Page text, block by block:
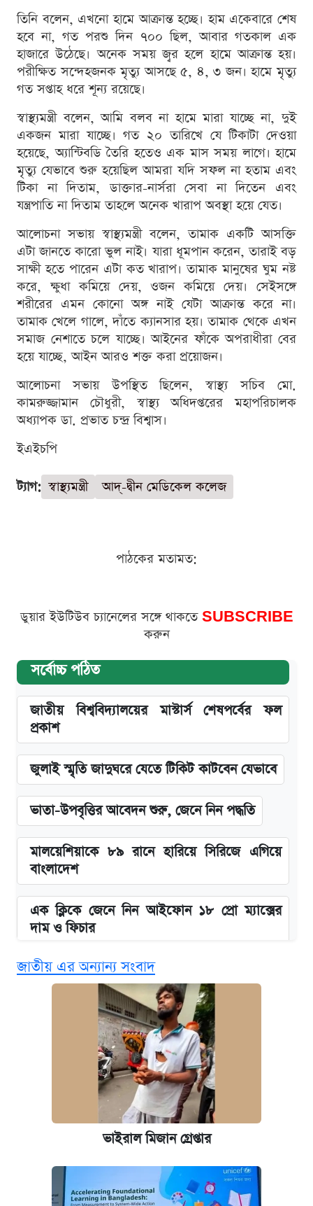
তিনি বলেন, এখনো হামে আক্রান্ত হচ্ছে। হাম একেবারে শেষ
হবে না, গত পরশু দিন ৭০০ ছিল, আবার গতকাল এক
হাজারে উঠেছে। অনেক সময় জ্বর হলে হামে আক্রান্ত হয়।
পরীক্ষিত সন্দেহজনক মৃত্যু আসছে ৫, ৪, ৩ জন। হামে মৃত্যু
গত সপ্তাহ ধরে শূন্য রয়েছে।
স্বাস্থ্যমন্ত্রী বলেন, আমি বলব না হামে মারা যাচ্ছে না, দুই
একজন মারা যাচ্ছে। গত ২০ তারিখে যে টিকাটা দেওয়া
হয়েছে, অ্যান্টিবডি তৈরি হতেও এক মাস সময় লাগে। হামে
মৃত্যু যেভাবে শুরু হয়েছিল আমরা যদি সফল না হতাম এবং
টিকা না দিতাম, ডাক্তার-নার্সরা সেবা না দিতেন এবং
যন্ত্রপাতি না দিতাম তাহলে অনেক খারাপ অবস্থা হয়ে যেত।
আলোচনা সভায় স্বাস্থ্যমন্ত্রী বলেন, তামাক একটি আসক্তি
এটা জানতে কারো ভুল নাই। যারা ধূমপান করেন, তারাই বড়
সাক্ষী হতে পারেন এটা কত খারাপ। তামাক মানুষের ঘুম নষ্ট
করে, ক্ষুধা কমিয়ে দেয়, ওজন কমিয়ে দেয়। সেইসঙ্গে
শরীরের এমন কোনো অঙ্গ নাই যেটা আক্রান্ত করে না।
তামাক খেলে গালে, দাঁতে ক্যানসার হয়। তামাক থেকে এখন
সমাজ নেশাতে চলে যাচ্ছে। আইনের ফাঁকে অপরাধীরা বের
হয়ে যাচ্ছে, আইন আরও শক্ত করা প্রয়োজন।
আলোচনা সভায় উপস্থিত ছিলেন, স্বাস্থ্য সচিব মো.
কামরুজ্জামান চৌধুরী, স্বাস্থ্য অধিদপ্তরের মহাপরিচালক
অধ্যাপক ডা. প্রভাত চন্দ্র বিশ্বাস।
ইএইচপি
ট্যাগ: স্বাস্থ্যমন্ত্রী আদ্-দ্বীন মেডিকেল কলেজ
পাঠকের মতামত:
ডুয়ার ইউটিউব চ্যানেলের সঙ্গে থাকতে SUBSCRIBE
করুন
সর্বোচ্চ পঠিত
জাতীয় বিশ্ববিদ্যালয়ের মাস্টার্স শেষপর্বের ফল
প্রকাশ
জুলাই স্মৃতি জাদুঘরে যেতে টিকিট কাটবেন যেভাবে
ভাতা-উপবৃত্তির আবেদন শুরু, জেনে নিন পদ্ধতি
মালয়েশিয়াকে ৮৯ রানে হারিয়ে সিরিজে এগিয়ে
বাংলাদেশ
এক ক্লিকে জেনে নিন আইফোন ১৮ প্রো ম্যাক্সের
দাম ও ফিচার
নবম জাতীয় পে-স্কেল নিয়ে সর্বশেষ যা জানা গেল
পাঁচ দপ্তরে নতুন সচিব নিয়োগ দিল সরকার
আজকের বাজারে স্বর্ণ-রুপার দাম (৫ আগস্ট)
কবে হবে মেডিকেল ভর্তি পরীক্ষা, জানা গেল যা
আজকের বাজারে স্বর্ণের দাম (৪ আগস্ট)
রাষ্ট্রবিরোধী কর্মকাণ্ড: ঢাবির কয়েকজন শিক্ষকের
বিরুদ্ধে ব্যবস্থা
জাতীয় এর অন্যান্য সংবাদ
ভাইরাল মিজান গ্রেপ্তার